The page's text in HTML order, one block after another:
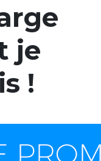
je
!